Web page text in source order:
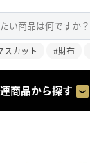
スカット #財布
商品から探す